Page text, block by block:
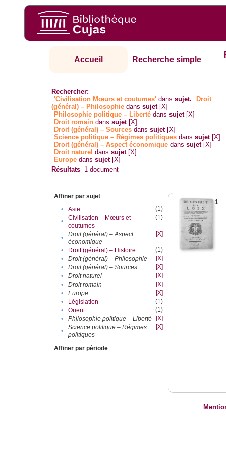
Accueil Recherche simple
Rechercher:
'Civilisation Mœurs et coutumes' danssujet.
Droit
(général) – Philosophie danssujet [X]
Philosophie politique – Liberté danssujet [X]
Droit romain danssujet [X]
Droit (général) – Sources danssujet [X]
Science politique – Régimes politiques danssujet [X]
Droit (général) – Aspect économique danssujet [X]
Droit naturel danssujet [X]
Europe danssujet [X]
Résultats 1 document
Affiner par sujet
•
Asie
(1)
•
Civilisation – Mœurs et
coutumes
(1)
•
Droit (général) – Aspect
économique
[X]
• Droit (général) – Histoire
(1)
•
Droit (général) – Philosophie
[X]
•
Droit (général) – Sources
[X]
•
Droit naturel
[X]
•
Droit romain
[X]
•
Europe
[X]
•
Législation
(1)
•
Orient
(1)
•
Philosophie politique – Liberté
[X]
•
Science politique – Régimes
politiques
[X]
Affiner par période
1